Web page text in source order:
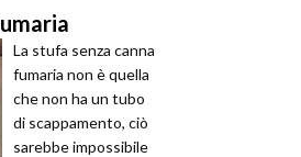
La stufa senza canna
fumaria non è quella
che non ha un tubo
di scappamento, ciò
sarebbe impossibile